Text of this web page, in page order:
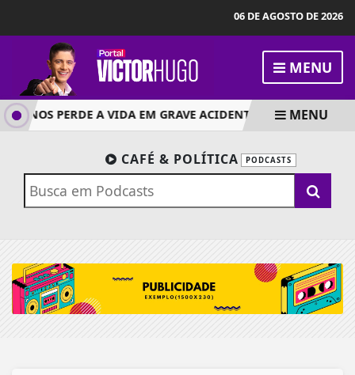
06 DE AGOSTO DE 2026
MENU
ANOS PERDE A VIDA EM GRAVE ACIDENTE DE MOTO EM
MENU
CAFÉ & POLÍTICA PODCASTS